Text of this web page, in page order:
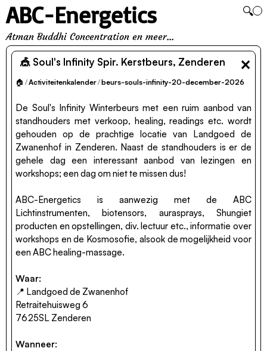
🔍
ABC-Energetics
Atman Buddhi Concentration en meer...
×
🎪 Soul's Infinity Spir. Kerstbeurs, Zenderen
🏠 /Activiteitenkalender/beurs-souls-infinity-20-december-2026
De Soul's Infinity Winterbeurs met een ruim aanbod van
standhouders met verkoop, healing, readings etc. wordt
gehouden op de prachtige locatie van Landgoed de
Zwanenhof in Zenderen. Naast de standhouders is er de
gehele dag een interessant aanbod van lezingen en
workshops; een dag om niet te missen dus!
ABC-Energetics is aanwezig met de ABC
Lichtinstrumenten, biotensors, aurasprays, Shungiet
producten en opstellingen, div. lectuur etc., informatie over
workshops en de Kosmosofie, alsook de mogelijkheid voor
een ABC healing-massage.
Waar:
📍 Landgoed de Zwanenhof
Retraitehuisweg 6
7625SL Zenderen
Wanneer: